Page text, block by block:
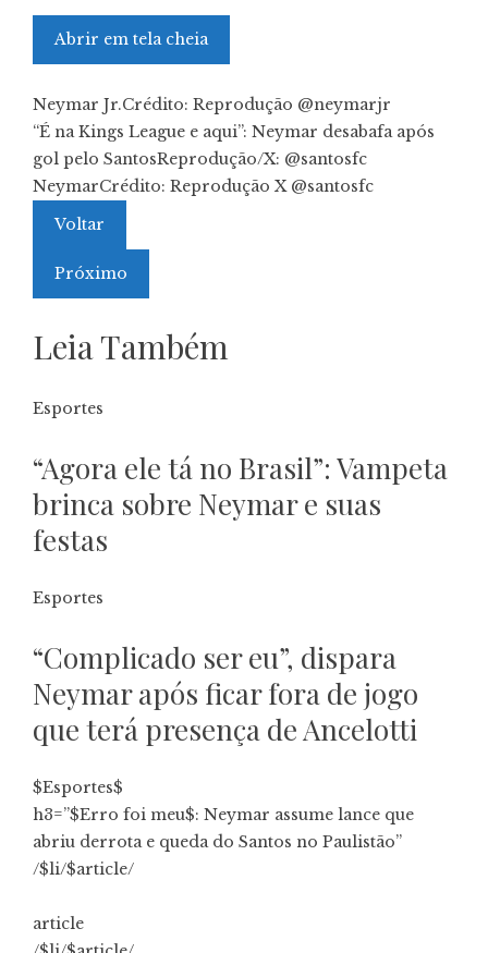
Abrir em tela cheia
Neymar Jr.Crédito: Reprodução @neymarjr
“É na Kings League e aqui”: Neymar desabafa após
gol pelo SantosReprodução/X: @santosfc
NeymarCrédito: Reprodução X @santosfc
Voltar
Próximo
Leia Também
Esportes
“Agora ele tá no Brasil”: Vampeta
brinca sobre Neymar e suas
festas
Esportes
“Complicado ser eu”, dispara
Neymar após ficar fora de jogo
que terá presença de Ancelotti
$Esportes$
h3=”$Erro foi meu$: Neymar assume lance que
abriu derrota e queda do Santos no Paulistão”
/$li/$article/
article